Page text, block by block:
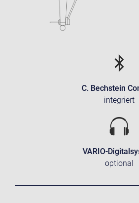
C. Bechstein
integriert
VARIO-
optional